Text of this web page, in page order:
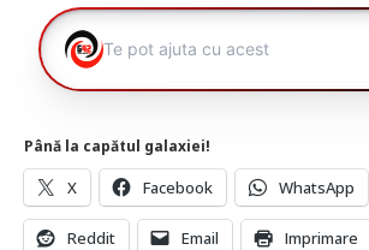
Până la capătul galaxiei!
X Facebook WhatsApp
Reddit Email Imprimare